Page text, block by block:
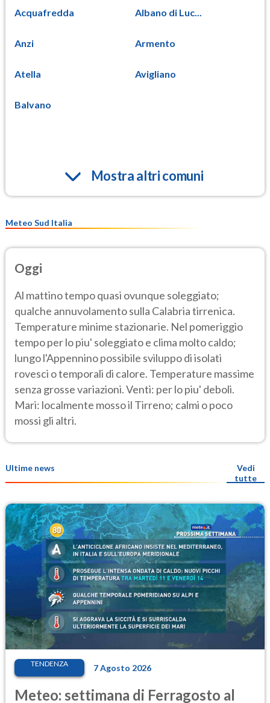
Acquafredda Albano di Luc...
Anzi Armento
Atella Avigliano
Balvano
Mostra altri comuni
Meteo Sud Italia
Oggi
Al mattino tempo quasi ovunque soleggiato;
qualche annuvolamento sulla Calabria tirrenica.
Temperature minime stazionarie. Nel pomeriggio
tempo per lo piu' soleggiato e clima molto caldo;
lungo l'Appennino possibile sviluppo di isolati
rovesci o temporali di calore. Temperature massime
senza grosse variazioni. Venti: per lo piu' deboli.
Mari: localmente mosso il Tirreno; calmi o poco
mossi gli altri.
Ultime news
Vedi
tutte
TENDENZA 7 Agosto 2026
Meteo: settimana di Ferragosto al